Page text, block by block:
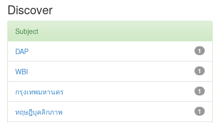
Discover
Subject
1
DAP
1
WBI
1
กรุงเทพมหานคร
1
ทฤษฎีบุคลิกภาพ